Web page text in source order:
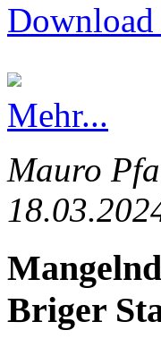
Mehr...
Mauro
Briger